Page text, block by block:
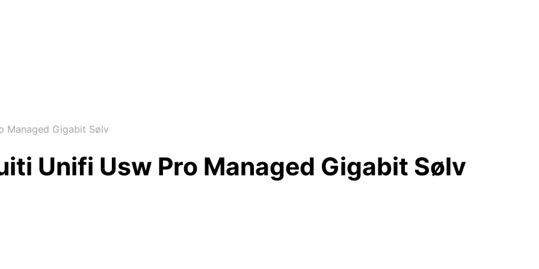
Managed Gigabit Sølv
Unifi Usw Pro Managed Gigabit Sølv